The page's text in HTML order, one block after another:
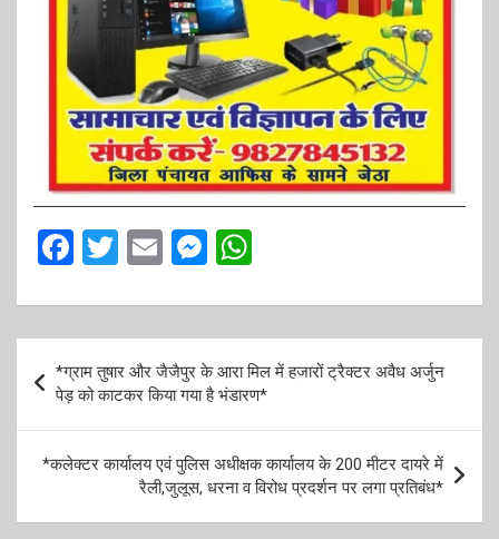
F
ce
o
o
k
T
tt
er
E
ail
M
se
g
er
at
s
A
p
p
s
*ग्राम तुषार और जैजैपुर के आरा मिल में हजारों ट्रैक्टर अवैध अर्जुन
पेड़ को काटकर किया गया है भंडारण*
*कलेक्टर कार्यालय एवं पुलिस अधीक्षक कार्यालय के 200 मीटर दायरे में
रैली,जुलूस, धरना व विरोध प्रदर्शन पर लगा प्रतिबंध*